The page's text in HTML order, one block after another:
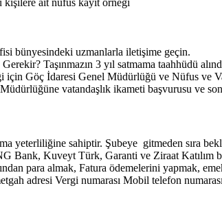
kişilere ait nüfus kayıt örneği
bünyesindeki uzmanlarla iletişime geçin.
Taşınmazın 3 yıl satmama taahhüdü
için Göç İdaresi Genel Müdürlüğü ve Nüfus
vatandaşlık ikameti başvurusu ve
yeterliliğine sahiptir. Şubeye gitmeden sıra
Kuveyt Türk, Garanti ve Ziraat Katılım
para almak, Fatura ödemelerini yapmak,
adresi Vergi numarası Mobil telefon numarası